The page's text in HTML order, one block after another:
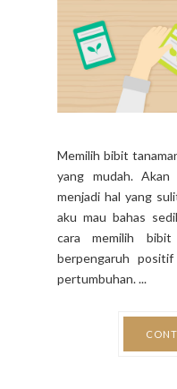
Memilih bibit
yang mudah.
menjadi hal yang
aku mau bahas
cara memilih
berpengaruh
pertumbuhan. ...